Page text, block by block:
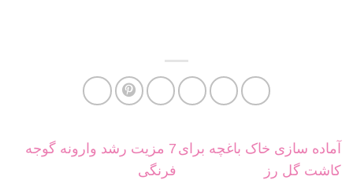
آماده سازی خاک باغچه برای
کاشت گل رز
7 مزیت رشد وارونه گوجه
فرنگی